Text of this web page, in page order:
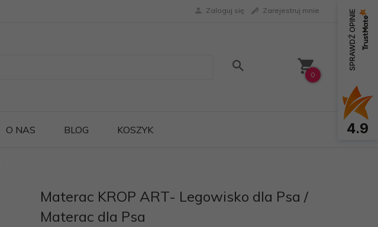
Zaloguj się Zarejestruj mnie
0
O NAS BLOG KOSZYK
Materac KROP ART- Legowisko dla Psa /
Materac dla Psa
SPRAWDŹ OPINIE
4.9